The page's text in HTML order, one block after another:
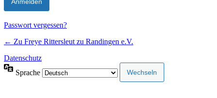
Passwort vergessen?
← Zu Freye Rittersleut zu Randingen e.V.
Datenschutz
Sprache